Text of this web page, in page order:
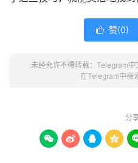
 赞(0)
未经允许不得转载： Telegram中
在Telegram中搜
分
   